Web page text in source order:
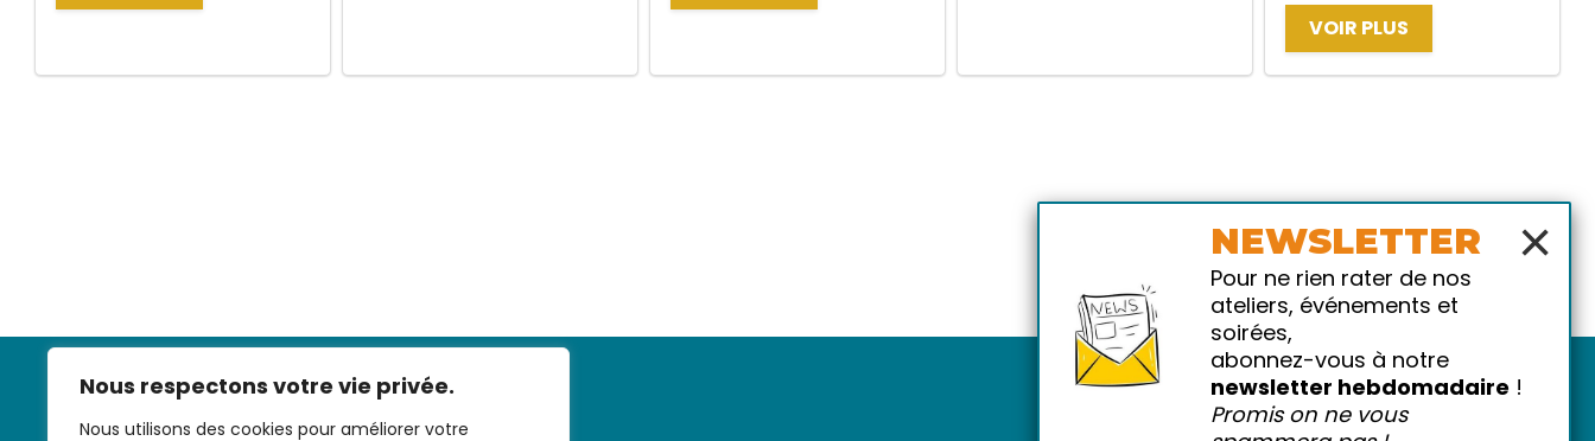
Nous respectons votre vie privée.
Nous utilisons des cookies pour améliorer votre
VOIR PLUS
×
NEWSLETTER
Pour ne rien rater de nos
ateliers, événements et
soirées,
abonnez-vous à notre
newsletter hebdomadaire !
Promis on ne vous